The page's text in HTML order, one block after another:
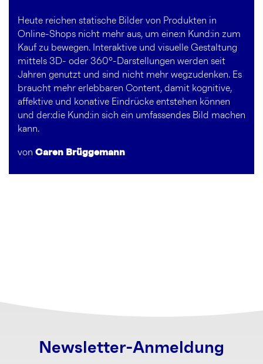
Heute reichen statische Bilder von Produkten in
Online-Shops nicht mehr aus, um eine:n Kund:in zum
Kauf zu bewegen. Interaktive und visuelle Gestaltung
mittels 3D- oder 360°-Darstellungen werden seit
Jahren genutzt und sind nicht mehr wegzudenken. Es
braucht mehr erlebbaren Content, damit kognitive,
affektive und konative Eindrücke entstehen können
und der:die Kund:in sich ein umfassendes Bild machen
kann.
von Caren Brüggemann
Newsletter-Anmeldung